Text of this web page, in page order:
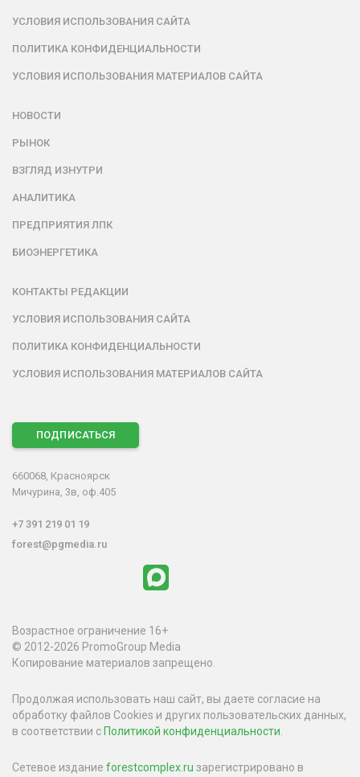
УСЛОВИЯ ИСПОЛЬЗОВАНИЯ САЙТА
ПОЛИТИКА КОНФИДЕНЦИАЛЬНОСТИ
УСЛОВИЯ ИСПОЛЬЗОВАНИЯ МАТЕРИАЛОВ САЙТА
НОВОСТИ
РЫНОК
ВЗГЛЯД ИЗНУТРИ
АНАЛИТИКА
ПРЕДПРИЯТИЯ ЛПК
БИОЭНЕРГЕТИКА
КОНТАКТЫ РЕДАКЦИИ
УСЛОВИЯ ИСПОЛЬЗОВАНИЯ САЙТА
ПОЛИТИКА КОНФИДЕНЦИАЛЬНОСТИ
УСЛОВИЯ ИСПОЛЬЗОВАНИЯ МАТЕРИАЛОВ САЙТА
ПОДПИСАТЬСЯ
660068, Красноярск
Мичурина, 3в, оф.405
+7 391 219 01 19
forest@pgmedia.ru
Возрастное ограничение 16+
© 2012-2026 PromoGroup Media
Копирование материалов запрещено.
Продолжая использовать наш сайт, вы даете согласие на
обработку файлов Cookies и других пользовательских данных,
в соответствии с Политикой конфиденциальности
Сетевое издание forestcomplex.ru зарегистрировано в